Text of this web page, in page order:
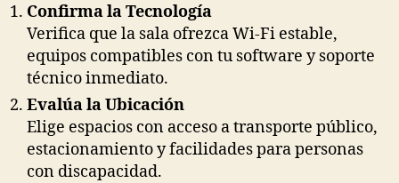
Confirma la Tecnología
Verifica que la sala ofrezca Wi-Fi estable,
equipos compatibles con tu software y soporte
técnico inmediato.
Evalúa la Ubicación
Elige espacios con acceso a transporte público,
estacionamiento y facilidades para personas
con discapacidad.